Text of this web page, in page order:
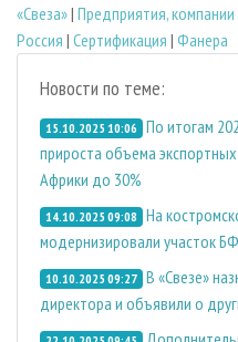
«Свеза»| Предприятия, компании
Россия | Сертификация | Фанера
Новости по теме:
15.10.2025 10:06 По итогам
прироста объема
Африки до 30%
14.10.2025 09:08 На
модернизировали участок
10.10.2025 09:27 В «Свезе»
директора и объявили о